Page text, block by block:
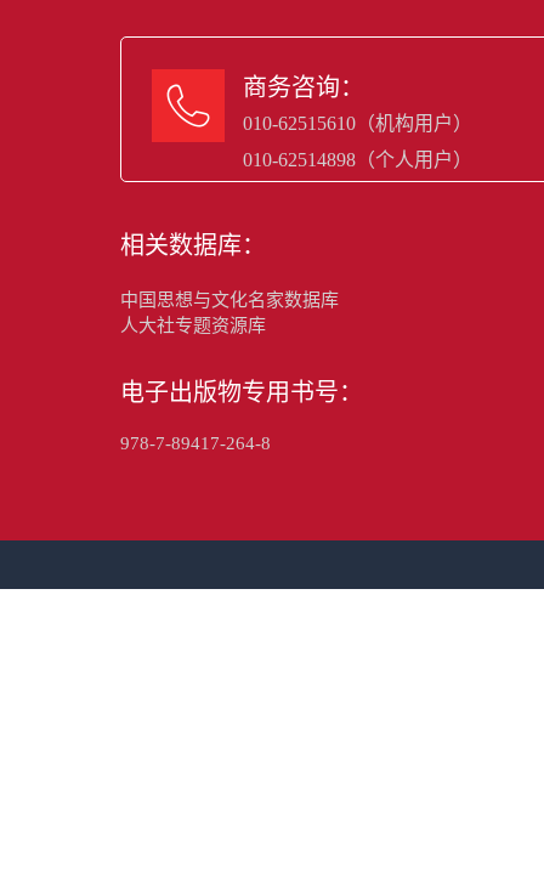
 商务咨询：
010-62515610（机构用户）
010-62514898（个人用户）
相关数据库：
中国思想与文化名家数据库
人大社专题资源库
电子出版物专用书号：
978-7-89417-264-8